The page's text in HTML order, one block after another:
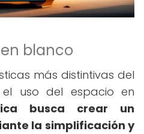
blanco
más distintivas del
uso del espacio en
busca crear un
la simplificación y